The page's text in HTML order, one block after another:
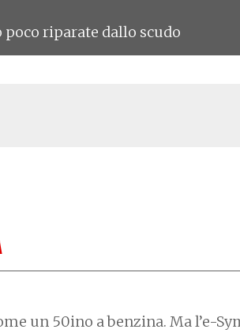
poco riparate dallo scudo
un 50ino a benzina. Ma l’e-